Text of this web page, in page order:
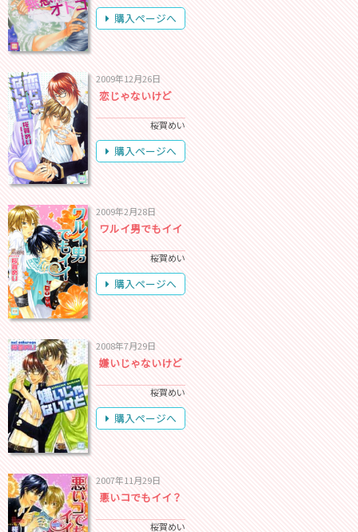
購入ページへ
2009年12月26日
恋じゃないけど
桜賀めい
購入ページへ
2009年2月28日
ワルイ男でもイイ
桜賀めい
購入ページへ
2008年7月29日
嫌いじゃないけど
桜賀めい
購入ページへ
2007年11月29日
悪いコでもイイ？
桜賀めい